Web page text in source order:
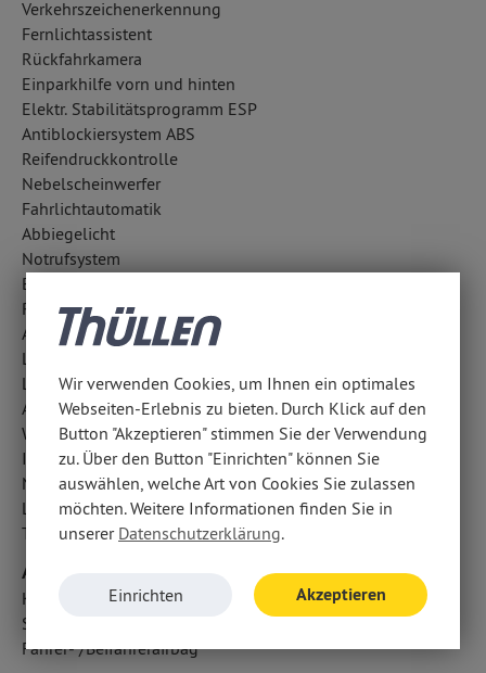
Verkehrszeichenerkennung
Fernlichtassistent
Rückfahrkamera
Einparkhilfe vorn und hinten
Elektr. Stabilitätsprogramm ESP
Antiblockiersystem ABS
Reifendruckkontrolle
Nebelscheinwerfer
Fahrlichtautomatik
Abbiegelicht
Notrufsystem
Berganfahrhilfe
Regensensor
Aufmerksamkeitsassistent
LED-Scheinwerfer
LED-Tagfahrlicht
Außentemperatur Anzeige
Wegfahrsperre
ISOFIX Kindersitzbefestigung
Notbremsassistent
Lichtsensor
Traktionskontrolle
Airbags
Kopfairbag vorn und hinten
Seitenairbag vorn
Fahrer- /Beifahrerairbag
Wir verwenden Cookies, um Ihnen ein optimales
Webseiten-Erlebnis zu bieten. Durch Klick auf den
Button "Akzeptieren" stimmen Sie der Verwendung
zu. Über den Button "Einrichten" können Sie
auswählen, welche Art von Cookies Sie zulassen
möchten. Weitere Informationen finden Sie in
unserer Datenschutzerklärung.
Einrichten Akzeptieren